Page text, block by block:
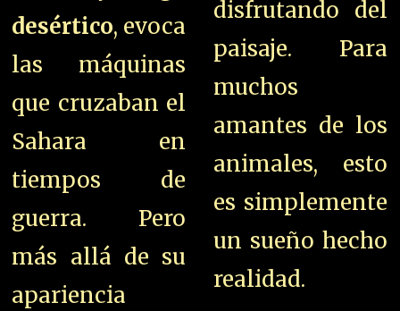
desértico, evoca
las máquinas
que cruzaban el
Sahara en
tiempos de
guerra. Pero
más allá de su
apariencia
disfrutando del
paisaje. Para
muchos
amantes de los
animales, esto
es simplemente
un sueño hecho
realidad.